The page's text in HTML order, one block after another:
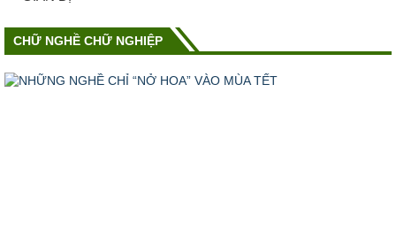
CHỮ NGHỀ CHỮ NGHIỆP